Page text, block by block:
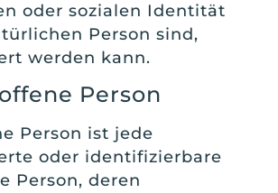
oder sozialen Identität
Person sind,
werden kann.
Person
Person ist jede
oder identifizierbare
Person, deren